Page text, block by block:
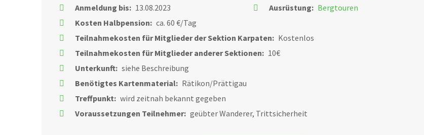
Anmeldung bis: 13.08.2023
Kosten Halbpension: ca. 60 €/Tag
Ausrüstung: Bergtouren
Teilnahmekosten für Mitglieder der Sektion Karpaten: Kostenlos
Teilnahmekosten für Mitglieder anderer Sektionen: 10€
Unterkunft: siehe Beschreibung
Benötigtes Kartenmaterial: Rätikon/Prättigau
Treffpunkt: wird zeitnah bekannt gegeben
Voraussetzungen Teilnehmer: geübter Wanderer, Trittsicherheit